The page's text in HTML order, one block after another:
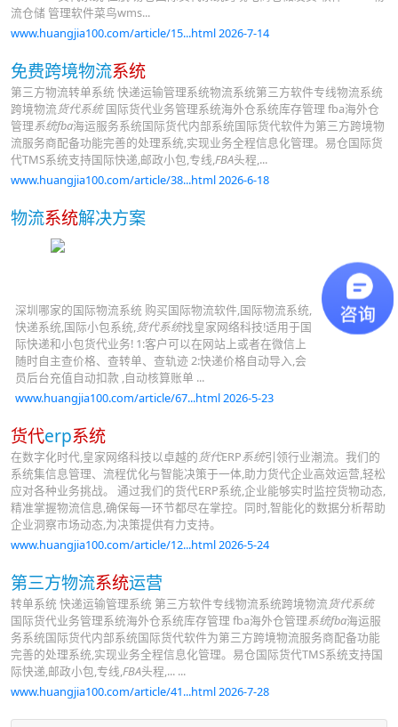
流仓储 管理软件菜鸟wms...
www.huangjia100.com/article/15...html 2026-7-14
免费跨境物流系统
第三方物流转单系统 快递运输管理系统物流系统第三方软件专线物流系统
跨境物流 货代系统国际货代业务管理系统海外仓系统库存管理 fba海外仓
管理系统fba海运服务系统国际货代内部系统国际货代软件为第三方跨境物
流服务商配备功能完善的处理系统,实现业务全程信息化管理。易仓国际货
代TMS系统支持国际快递,邮政小包,专线,FBA头程,...
www.huangjia100.com/article/38...html 2026-6-18
物流系统解决方案
深圳哪家的国际物流系统 购买国际物流软件,国际物流系统,
快递系统,国际小包系统,货代系统找皇家网络科技!适用于国
际快递和小包货代业务! 1:客户可以在网站上或者在微信上
随时自主查价格、查转单、查轨迹 2:快递价格自动导入,会
员后台充值自动扣款 ,自动核算账单 ...
www.huangjia100.com/article/67...html 2026-5-23
货代erp系统
在数字化时代,皇家网络科技以卓越的 货代ERP系统引领行业潮流。我们的
系统集信息管理、流程优化与智能决策于一体,助力货代企业高效运营,轻松
应对各种业务挑战。 通过我们的货代ERP系统,企业能够实时监控货物动态,
精准掌握物流信息,确保每一环节都尽在掌控。同时,智能化的数据分析帮助
企业洞察市场动态,为决策提供有力支持。
www.huangjia100.com/article/12...html 2026-5-24
第三方物流系统运营
转单系统 快递运输管理系统 第三方软件专线物流系统跨境物流 货代系统
国际货代业务管理系统海外仓系统库存管理 fba海外仓管理系统fba海运服
务系统国际货代内部系统国际货代软件为第三方跨境物流服务商配备功能
完善的处理系统,实现业务全程信息化管理。易仓国际货代TMS系统支持国
际快递,邮政小包,专线,FBA头程,... ...
www.huangjia100.com/article/41...html 2026-7-28